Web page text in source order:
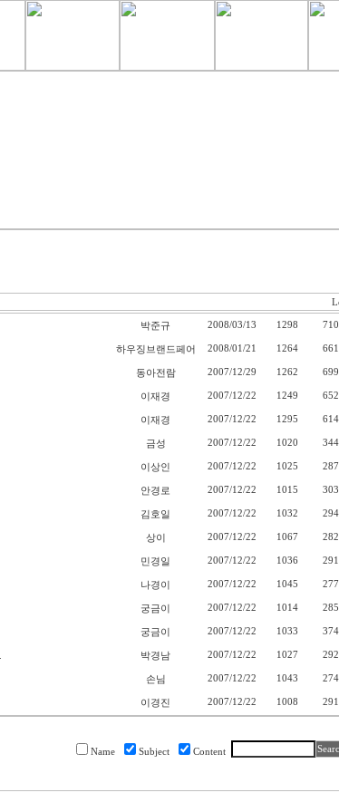
박준규 2008/03/13 1298
하우징브랜드페어 2008/01/21 1264
동아전람 2007/12/29 1262
이재경 2007/12/22 1249
이재경 2007/12/22 1295
금성 2007/12/22 1020
이상인 2007/12/22 1025
안경로 2007/12/22 1015
김호일 2007/12/22 1032
상이 2007/12/22 1067
민경일 2007/12/22 1036
나경이 2007/12/22 1045
궁금이 2007/12/22 1014
궁금이 2007/12/22 1033
박경남 2007/12/22 1027
손님 2007/12/22 1043
이경진 2007/12/22 1008
Name
Subject Content